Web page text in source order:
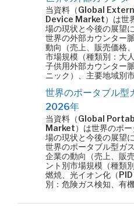
当資料（Global
Device Market）は世
場の現状と今後の展望
世界の外部カウンター
動向（売上、販売価格
市場規模（種類別：大
子供用外部カウンター
ニック）、主要地域別
世界のポータブル型
2026年
当資料（Global
Market）は世界のポー
場の現状と今後の展望
世界のポータブル型ガ
企業の動向（売上、販
ント別市場規模（種類
燃焼、光イオン化（
別：危険ガス検知、有